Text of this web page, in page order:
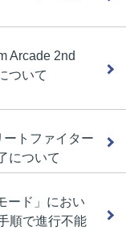
Arcade 2nd
ついて
トファイター
について
ード」におい
順で進行不能